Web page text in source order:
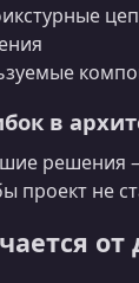
в
проект не
от